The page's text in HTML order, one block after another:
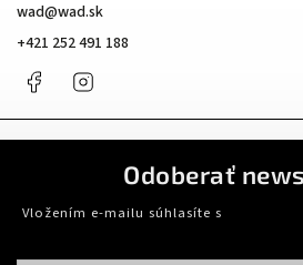
wad@wad.sk
+421 252 491 188
Facebook
Odoberať
Vložením e-mailu súhlasíte s